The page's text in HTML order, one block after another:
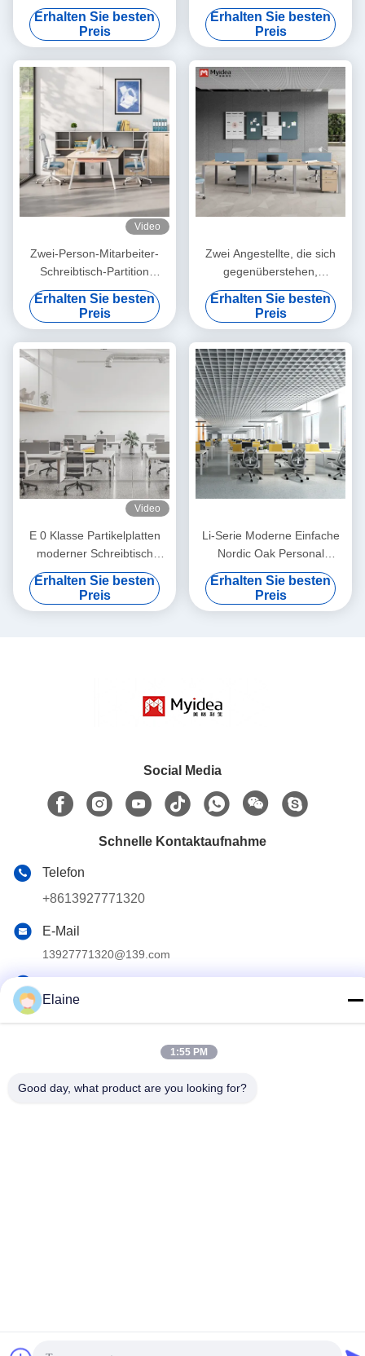
Stauraum,
gegenüberliegend,
freistehendes Design,
einfache Montage
Erhalten Sie besten
Preis
Speicherschrank, Bildschirm
Stil, Einzelsitz, einfaches und
modernes Büro, Computer-
Schreibtisch
Erhalten Sie besten
Preis
Video
Zwei-Person-Mitarbeiter-
Schreibtisch-Partition
getrennt
Erhalten Sie besten
Preis
Zwei Angestellte, die sich
gegenüberstehen,
Schreibtisch, Stahlfuß,
Schreibtischmöbel,
Schreibtisch
Erhalten Sie besten
Preis
Video
E 0 Klasse Partikelplatten
moderner Schreibtisch
Umweltwahl Farbe und
Größe individuell
Erhalten Sie besten
Preis
Li-Serie Moderne Einfache
Nordic Oak Personal
Schreibtisch Schrift Stahl
Fuß individuell
Erhalten Sie besten
Preis
Social Media
Schnelle Kontaktaufnahme
Telefon
+8613927771320
E-Mail
13927771320@139.com
Gebäude G, zweiter Stock, Qihang Avenue Nr. 6, Stadt
Jiujiang, Bezirk Nanhai, Stadt Foshan, Provinz Guangdong,
Privacy policy|Sitemap
Elaine
1:55 PM
Good day, what product are you looking for?